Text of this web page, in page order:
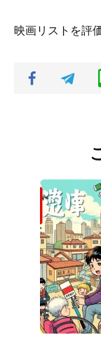
映画リストを評